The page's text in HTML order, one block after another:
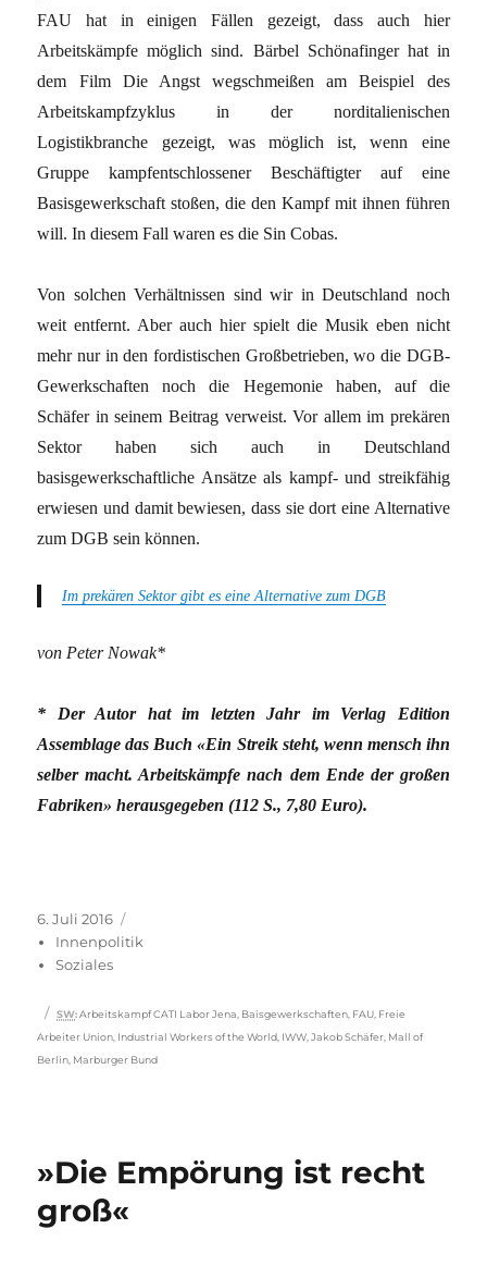
FAU hat in einigen Fällen gezeigt, dass auch hier
Arbeitskämpfe möglich sind. Bärbel Schönafinger hat in
dem Film Die Angst wegschmeißen am Beispiel des
Arbeitskampfzyklus in der norditalienischen
Logistikbranche gezeigt, was möglich ist, wenn eine
Gruppe kampfentschlossener Beschäftigter auf eine
Basisgewerkschaft stoßen, die den Kampf mit ihnen führen
will. In diesem Fall waren es die Sin Cobas.
Von solchen Verhältnissen sind wir in Deutschland noch
weit entfernt. Aber auch hier spielt die Musik eben nicht
mehr nur in den fordistischen Großbetrieben, wo die DGB-
Gewerkschaften noch die Hegemonie haben, auf die
Schäfer in seinem Beitrag verweist. Vor allem im prekären
Sektor haben sich auch in Deutschland
basisgewerkschaftliche Ansätze als kampf- und streikfähig
erwiesen und damit bewiesen, dass sie dort eine Alternative
zum DGB sein können.
Im prekären Sektor gibt es eine Alternative zum DGB
von Peter Nowak*
* Der Autor hat im letzten Jahr im Verlag Edition
Assemblage das Buch «Ein Streik steht, wenn mensch ihn
selber macht. Arbeitskämpfe nach dem Ende der großen
Fabriken» herausgegeben (112 S., 7,80 Euro).
Veröffentlicht
am
6. Juli 2016
Innenpolitik
Soziales
Schlagwörter
SW: Arbeitskampf CATI Labor Jena Baisgewerkschaften FAU Freie
Arbeiter Union Industrial Workers of the World IWW ,Jakob Schäfer Mall of
Berlin Marburger Bund
»Die Empörung ist recht
groß«